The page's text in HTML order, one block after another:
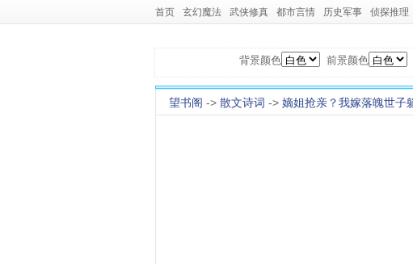
首页 玄幻魔法 武侠修真 都市言情 历史军事 侦探推理
背景颜色 前景颜色
望书阁 -> 散文诗词 -> 嫡姐抢亲？我嫁落魄世子